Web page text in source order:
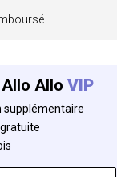
Allo Allo VIP
supplémentaire